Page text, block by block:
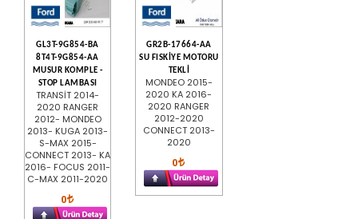
GL3T-9G854-BA
8T4T-9G854-AA
MUSUR KOMPLE -
STOP LAMBASI
TRANSİT 2014-
2020 RANGER
2012- MONDEO
2013- KUGA 2013-
S-MAX 2015-
CONNECT 2013- KA
2016- FOCUS 2011-
C-MAX 2011-2020
0
GR2B-17664-AA
SU FISKİYE MOTORU
TEKLİ
MONDEO 2015-
2020 KA 2016-
2020 RANGER
2012-2020
CONNECT 2013-
2020
0